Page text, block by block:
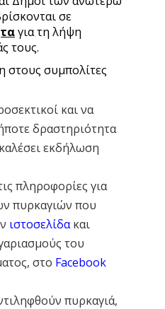
σε
για τη λήψη
τους.
στους συμπολίτες
και να
δραστηριότητα
εκδήλωση
πληροφορίες για
πυρκαγιών που
ιστοσελίδακαι
του
στο Facebook
πυρκαγιά,